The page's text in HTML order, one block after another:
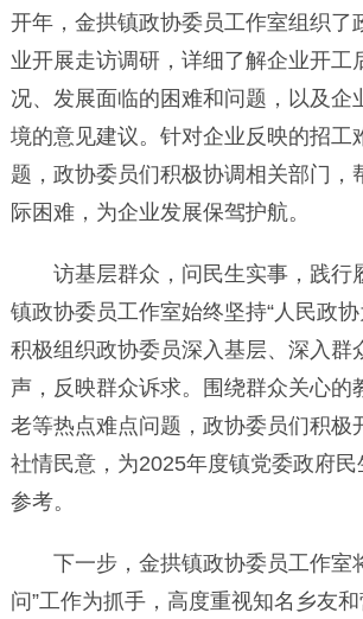
开年，金拱镇政协委员工作室组织了
业开展走访调研，详细了解企业开工
况、发展面临的困难和问题，以及企
境的意见建议。针对企业反映的招工
题，政协委员们积极协调相关部门，
际困难，为企业发展保驾护航。
访基层群众，问民生实事，践行
镇政协委员工作室始终坚持“人民政协
积极组织政协委员深入基层、深入群
声，反映群众诉求。围绕群众关心的
老等热点难点问题，政协委员们积极
社情民意，为2025年度镇党委政府
参考。
下一步，金拱镇政协委员工作室
问”工作为抓手，高度重视知名乡友